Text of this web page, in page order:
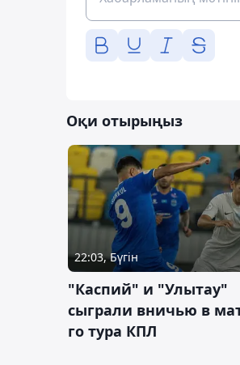
Оқи отырыңыз
22:03, Бүгін
"Каспий" и "Улытау"
сыграли вничью в
го тура КПЛ